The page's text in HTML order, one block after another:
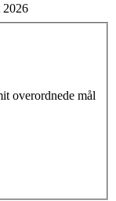
2026
overordnede mål